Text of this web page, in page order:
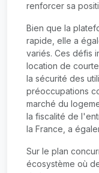
renforcer sa
Bien que la
rapide, elle a
variés. Ces défis
location de
la sécurité des
préoccupations
marché du
la fiscalité de
la France, a
Sur le plan
écosystème où